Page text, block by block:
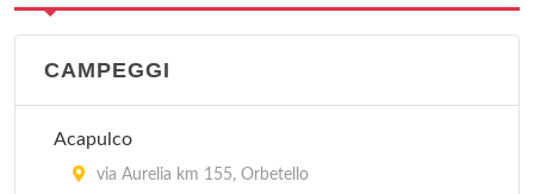
CAMPEGGI
Acapulco
via Aurelia km 155, Orbetello